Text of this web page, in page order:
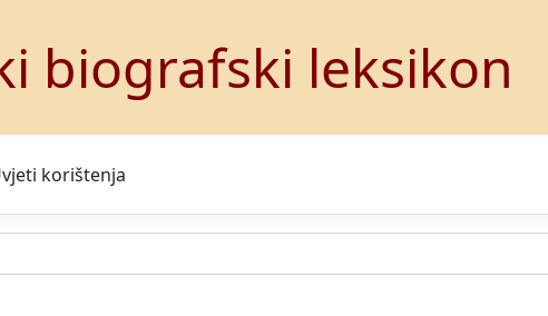
biografski leksikon
korištenja